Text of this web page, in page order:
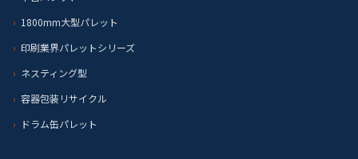
1800mm大型パレット
印刷業界パレットシリーズ
ネスティング型
容器包装リサイクル
ドラム缶パレット